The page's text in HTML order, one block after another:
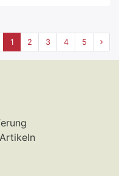
1 2 3 4 5